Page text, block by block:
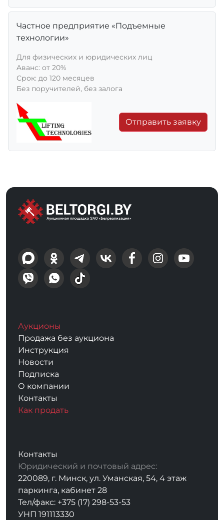
Частное предприятие «Подъемные
технологии»
Для физических и юридических лиц
Aванс: от 20%
Срок: до 120 месяцев
Без поручителей, без залога
Отправить заявку
Аукционы
Продажа без аукциона
Инструкция
Новости
Подписка
О компании
Контакты
Как продать
Контакты
Юридический и почтовый адрес:
220089, г. Минск, ул. Уманская, 54, 4 этаж
паркинга, кабинет 28
Тел/факс: +375 (17) 298-53-53
УНП 191113330